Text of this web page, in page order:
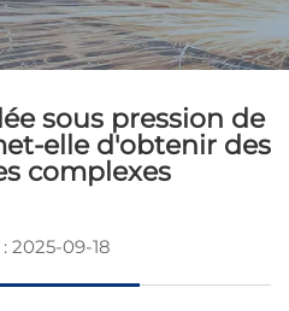
sous pression de
elle d'obtenir des
complexes
2025-09-18